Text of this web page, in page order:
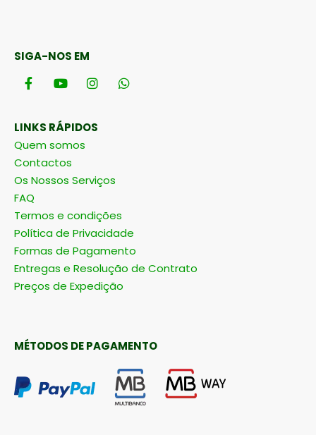
SIGA-NOS EM
LINKS RÁPIDOS
Quem somos
Contactos
Os Nossos Serviços
FAQ
Termos e condições
Política de Privacidade
Formas de Pagamento
Entregas e Resolução de Contrato
Preços de Expedição
MÉTODOS DE PAGAMENTO